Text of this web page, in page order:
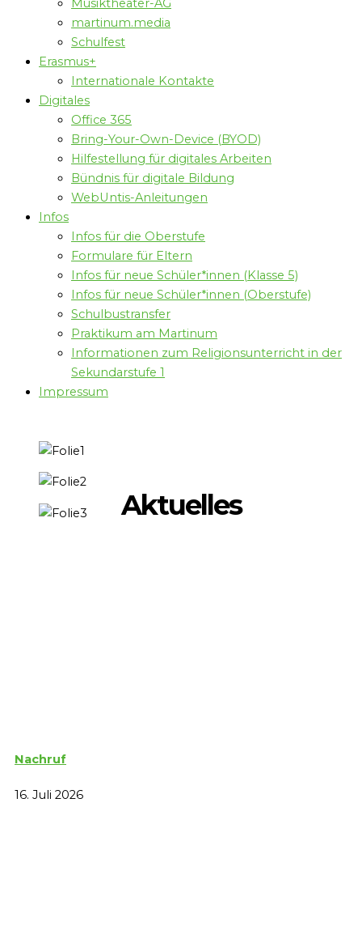
martinum.media
Schulfest
Erasmus+
Internationale Kontakte
Digitales
Office 365
Bring-Your-Own-Device (BYOD)
Hilfestellung für digitales Arbeiten
Bündnis für digitale Bildung
WebUntis-Anleitungen
Infos
Infos für die Oberstufe
Formulare für Eltern
Infos für neue Schüler*innen (Klasse 5)
Infos für neue Schüler*innen (Oberstufe)
Schulbustransfer
Praktikum am Martinum
Informationen zum Religionsunterricht in der
Sekundarstufe 1
Impressum
Aktuelles
Nachruf
16. Juli 2026